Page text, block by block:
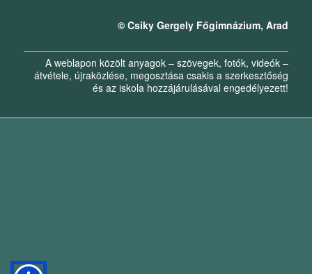
© Csiky Gergely Főgimnázium, Arad
A weblapon közölt anyagok – szövegek, fotók, videók –
átvétele, újraközlése, megosztása csakis a szerkesztőség
és az iskola hozzájárulásával engedélyezett!